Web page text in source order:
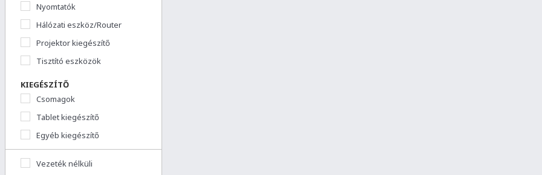
Nyomtatók
Hálózati eszköz/Router
Projektor kiegészítő
Tisztító eszközök
KIEGÉSZÍTŐ
Csomagok
Tablet kiegészítő
Egyéb kiegészítő
Vezeték nélküli